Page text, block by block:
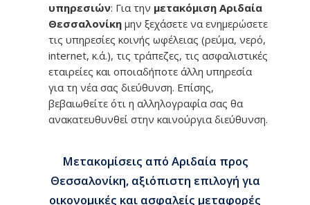
υπηρεσιών: Για την μετακόμιση Αριδαία
Θεσσαλονίκη μην ξεχάσετε να ενημερώσετε
τις υπηρεσίες κοινής ωφέλειας (ρεύμα, νερό,
internet, κ.ά.), τις τράπεζες, τις ασφαλιστικές
εταιρείες και οποιαδήποτε άλλη υπηρεσία
για τη νέα σας διεύθυνση. Επίσης,
βεβαιωθείτε ότι η αλληλογραφία σας θα
ανακατευθυνθεί στην καινούργια διεύθυνση.
Μετακομίσεις από Αριδαία προς
Θεσσαλονίκη, αξιόπιστη επιλογή για
οικονομικές και ασφαλείς μεταφορές